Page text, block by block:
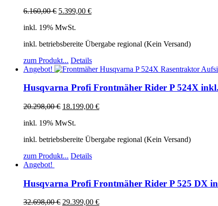
6.160,00€ 5.399,00 €
inkl. 19% MwSt.
inkl. betriebsbereite Übergabe regional (Kein Versand)
zum Produkt... Details
Angebot!
Husqvarna Profi Frontmäher Rider P 524X
20.298,00€ 18.199,00 €
inkl. 19% MwSt.
inkl. betriebsbereite Übergabe regional (Kein Versand)
zum Produkt... Details
Angebot!
Husqvarna Profi Frontmäher Rider P 525 DX
32.698,00€ 29.399,00 €